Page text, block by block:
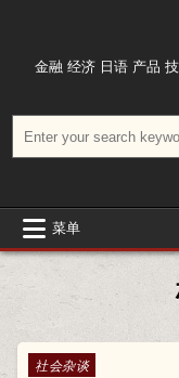
金融 经济 日语 产品
菜单
Posted in
社会杂谈